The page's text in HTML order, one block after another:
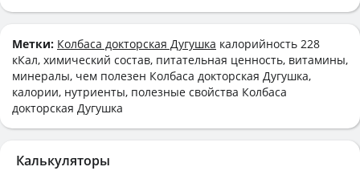
Метки: Колбаса докторская Дугушка калорийность 228
кКал, химический состав, питательная ценность, витамины,
минералы, чем полезен Колбаса докторская Дугушка,
калории, нутриенты, полезные свойства Колбаса
докторская Дугушка
Калькуляторы